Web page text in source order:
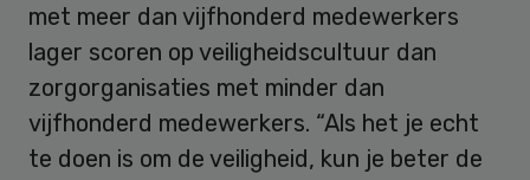
met meer dan vijfhonderd medewerkers
lager scoren op veiligheidscultuur dan
zorgorganisaties met minder dan
vijfhonderd medewerkers. “Als het je echt
te doen is om de veiligheid, kun je beter de